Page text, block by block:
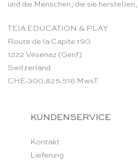
und die Menschen, die sie
TEIA EDUCATION & PLAY
Route de la Capite 190
1222 Vésenaz (Genf)
Switzerland
CHE-300.825.516 MwsT
KUNDENSERVICE
Kontakt
Lieferung